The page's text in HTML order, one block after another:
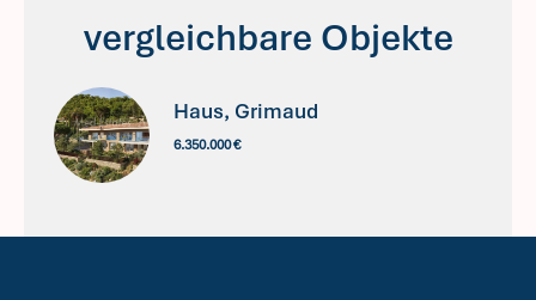
vergleichbare Objekte
Haus, Grimaud
6.350.000 €